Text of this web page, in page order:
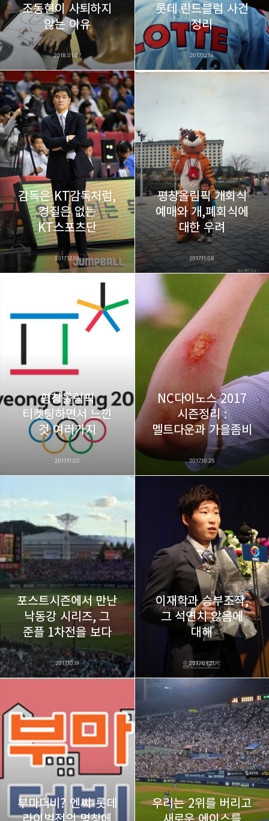
조동현이 사퇴하지
않는 이유
2018.01.07
롯데 린드블럼 사건
정리
2017.12.14
감독은 KT감독처럼,
경질은 없는
KT스포츠단
2017.12.01
평창올림픽 개회식
예매와 개,폐회식에
대한 우려
2017.11.08
평창올림픽
티켓팅하면서 느낀
것 여러가지
2017.11.02
NC다이노스 2017
시즌정리 :
멜트다운과 가을좀비
2017.10.25
포스트시즌에서 만난
낙동강 시리즈, 그
준플 1차전을 보다
2017.10.19
이재학과 승부조작,
그 석연치 않음에
대해
2017.09.21
부마더비? 엔씨-롯데
우리는 2위를 버리고